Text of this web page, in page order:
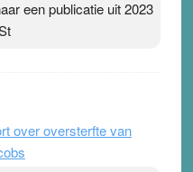
een publicatie uit 2023
over oversterfte van